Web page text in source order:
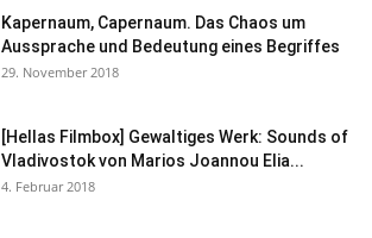
Kapernaum, Capernaum. Das Chaos um
Aussprache und Bedeutung eines Begriffes
29. November 2018
[Hellas Filmbox] Gewaltiges Werk: Sounds of
Vladivostok von Marios Joannou Elia...
4. Februar 2018